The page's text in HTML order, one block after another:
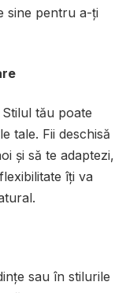
sine pentru a-ți
tău poate
tale. Fii deschisă
și să te adaptezi,
îți va
sau în stilurile